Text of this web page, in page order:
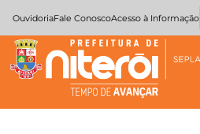
OuvidoriaFale ConoscoAcesso à Informação